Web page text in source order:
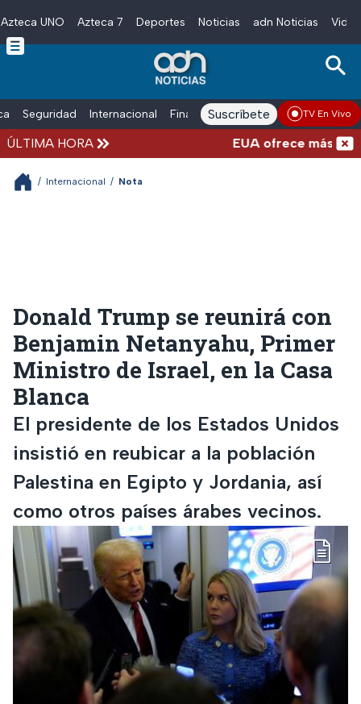
Skip to main content
Azteca UNO Azteca 7 Deportes Noticias adn Noticias
Seguridad Internacional Finanzas adn Noticias Radio
Suscríbete TV En Vivo
ÚLTIMA HORA EUA ofrece más de
/ Internacional / Nota
Donald Trump se reunirá con
Benjamin Netanyahu, Primer
Ministro de Israel, en la Casa
Blanca
El presidente de los Estados Unidos
insistió en reubicar a la población
Palestina en Egipto y Jordania, así
como otros países árabes vecinos.